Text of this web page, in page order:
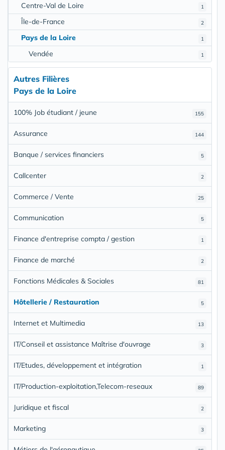
1
Centre-Val de Loire
2
Île-de-France
1
Pays de la Loire
1
Vendée
Autres Filières
Pays de la Loire
155
100% Job étudiant / jeune
144
Assurance
5
Banque / services financiers
2
Callcenter
25
Commerce / Vente
5
Communication
1
Finance d'entreprise compta / gestion
2
Finance de marché
81
Fonctions Médicales & Sociales
5
Hôtellerie / Restauration
13
Internet et Multimedia
3
IT/Conseil et assistance Maîtrise d'ouvrage
1
IT/Etudes, développement et intégration
89
IT/Production-exploitation,Telecom-reseaux
2
Juridique et fiscal
3
Marketing